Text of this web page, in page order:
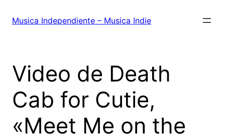
Musica Independiente – Musica Indie
Video de Death
Cab for Cutie,
«Meet Me on the